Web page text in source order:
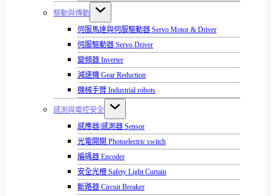
驅動與傳動
伺服馬達與伺服驅動器 Servo Motor & Driver
伺服驅動器 Servo Driver
變頻器 Inverter
減速機 Gear Reduction
機械手臂 Industrial robots
感測與電控安全
感應器/感測器 Sensor
光電開關 Photoelectric switch
編碼器 Encoder
安全光柵 Safety Light Curtain
斷路器 Circuit Breaker